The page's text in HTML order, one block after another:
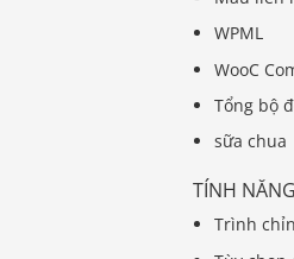
WPML
WooC
Tổng bộ
sữa chua
TÍNH
Trình